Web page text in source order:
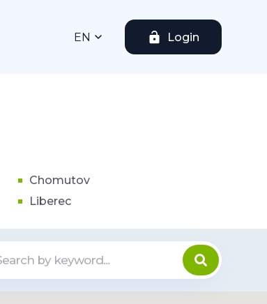
EN Login
Chomutov
Liberec